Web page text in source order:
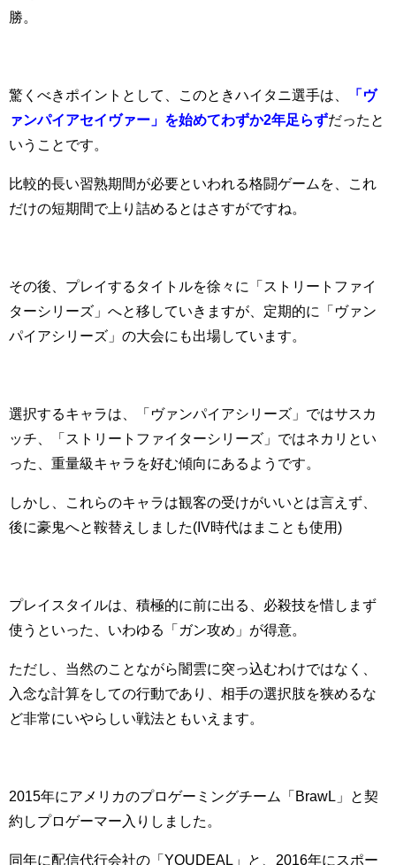
勝。
驚くべきポイントとして、このときハイタニ選手は、
「ヴ
ァンパイアセイヴァー」を始めてわずか2年足らずだったと
いうことです。
比較的長い習熟期間が必要といわれる格闘ゲームを、これ
だけの短期間で上り詰めるとはさすがですね。
その後、プレイするタイトルを徐々に「ストリートファイ
ターシリーズ」へと移していきますが、定期的に「ヴァン
パイアシリーズ」の大会にも出場しています。
選択するキャラは、「ヴァンパイアシリーズ」ではサスカ
ッチ、「ストリートファイターシリーズ」ではネカリとい
った、重量級キャラを好む傾向にあるようです。
しかし、これらのキャラは観客の受けがいいとは言えず、
後に豪鬼へと鞍替えしました(IV時代はまことも使用)
プレイスタイルは、積極的に前に出る、必殺技を惜しまず
使うといった、いわゆる「ガン攻め」が得意。
ただし、当然のことながら闇雲に突っ込むわけではなく、
入念な計算をしての行動であり、相手の選択肢を狭めるな
ど非常にいやらしい戦法ともいえます。
2015年にアメリカのプロゲーミングチーム「BrawL」と契
約しプロゲーマー入りしました。
同年に配信代行会社の「YOUDEAL」と、2016年にスポー